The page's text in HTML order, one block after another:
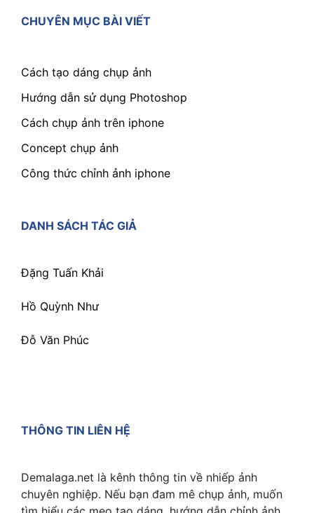
CHUYÊN MỤC BÀI VIẾT
Cách tạo dáng chụp ảnh
Hướng dẫn sử dụng Photoshop
Cách chụp ảnh trên iphone
Concept chụp ảnh
Công thức chỉnh ảnh iphone
DANH SÁCH TÁC GIẢ
Đặng Tuấn Khải
Hồ Quỳnh Như
Đỗ Văn Phúc
THÔNG TIN LIÊN HỆ
Demalaga.net là kênh thông tin về nhiếp ảnh
chuyên nghiệp. Nếu bạn đam mê chụp ảnh, muốn